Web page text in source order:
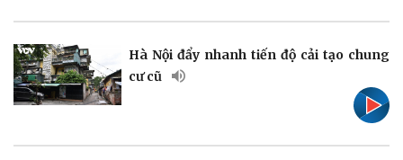
Bóng đá
Ô tô
Hà Nội đẩy nhanh tiến độ cải tạo chung
cư cũ